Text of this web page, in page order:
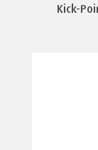
Kick-